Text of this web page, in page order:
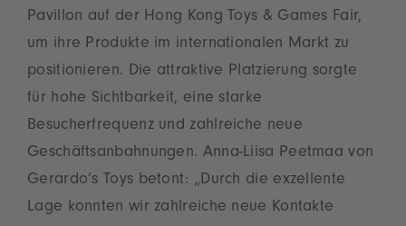
Pavillon auf der Hong Kong Toys & Games Fair,
um ihre Produkte im internationalen Markt zu
positionieren. Die attraktive Platzierung sorgte
für hohe Sichtbarkeit, eine starke
Besucherfrequenz und zahlreiche neue
Geschäftsanbahnungen. Anna-Liisa Peetmaa von
Gerardo’s Toys betont: „Durch die exzellente
Lage konnten wir zahlreiche neue Kontakte